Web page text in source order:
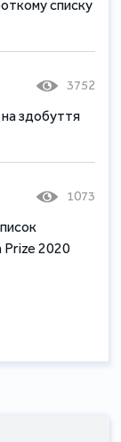
списку
3752
здобуття
1073
Prize 2020